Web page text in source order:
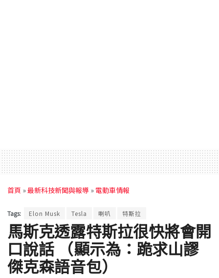
首頁 »最新科技新聞與報導 » 電動車情報
Tags: Elon Musk Tesla 喇叭 特斯拉
馬斯克透露特斯拉很快將會開
口說話 （顯示為：跪求山謬
傑克森語音包）